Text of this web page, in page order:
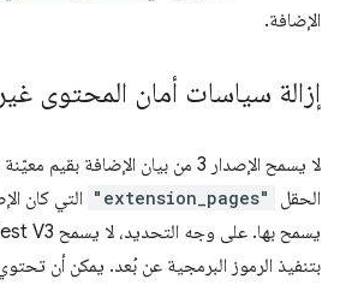
الإضافة.
إزالة سياسات أمان المحتوى
لا يسمح الإصدار 3 من بيان الإضافة
الحقل
"extension_pages"
بتنفيذ الرموز البرمجية عن بُعد. يمكن أن